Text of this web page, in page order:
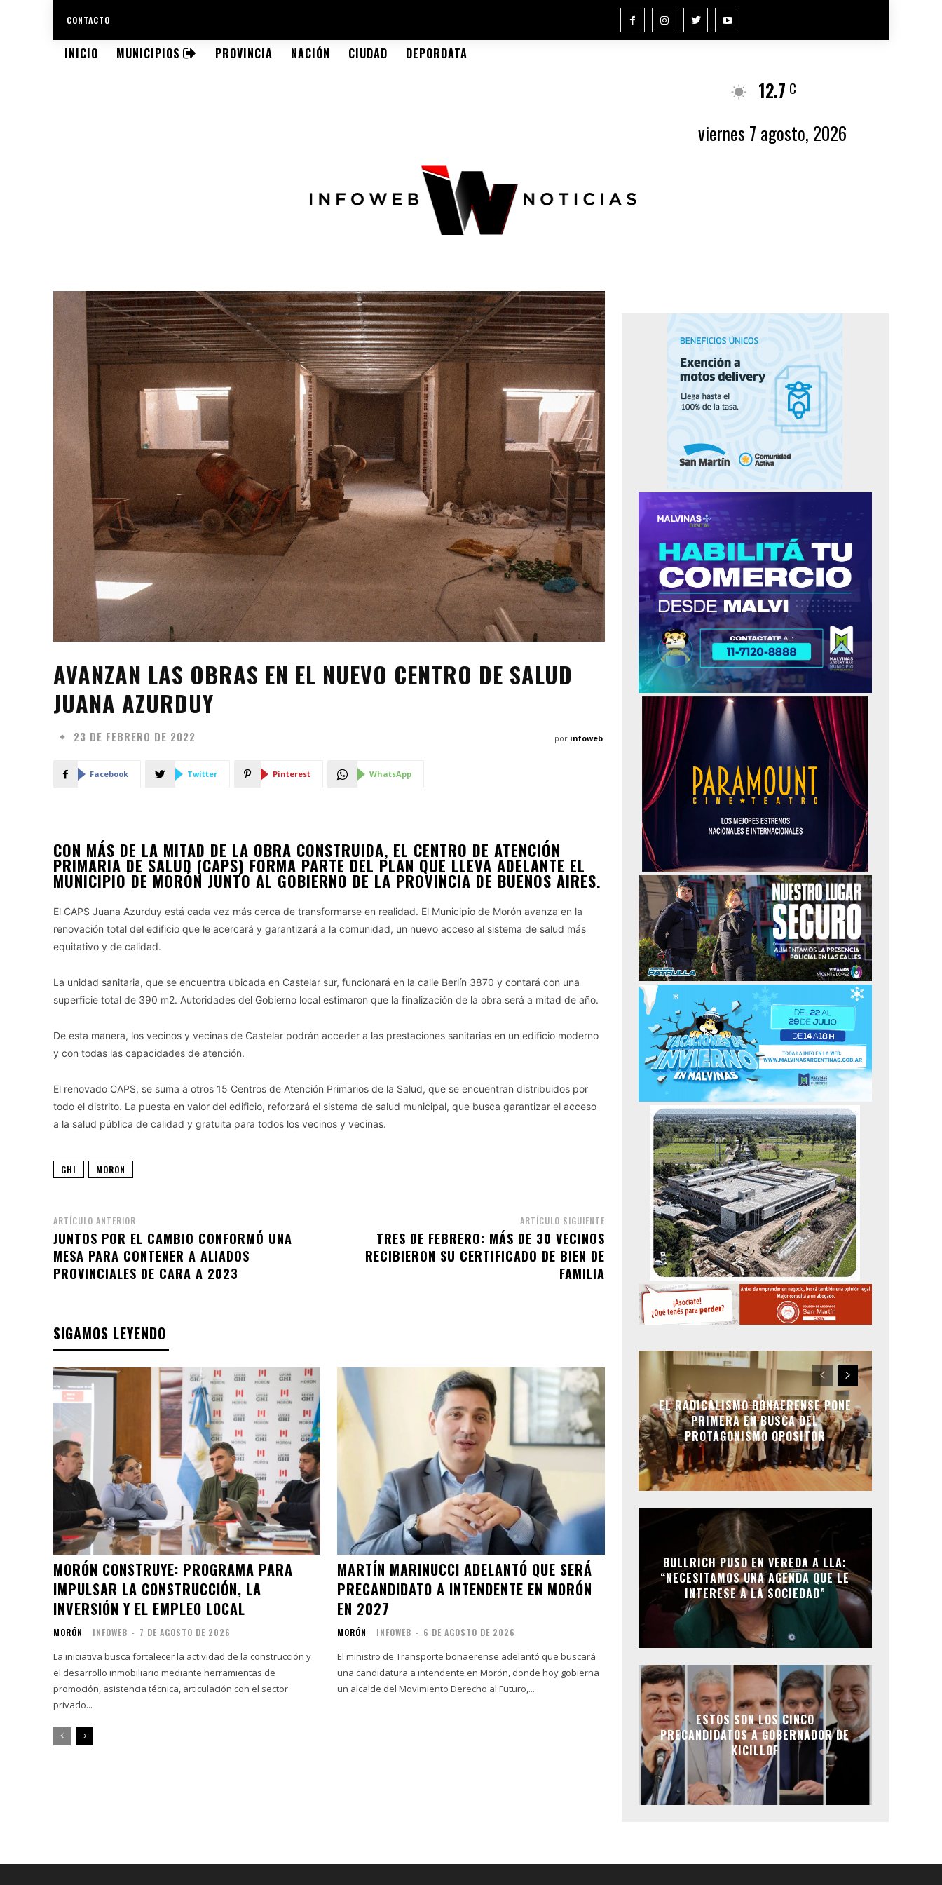
CONTACTO
INICIO MUNICIPIOS PROVINCIA NACIÓN CIUDAD DEPORDATA
12.7 C
viernes 7 agosto, 2026
AVANZAN LAS OBRAS EN EL NUEVO CENTRO DE SALUD
JUANA AZURDUY
23 DE FEBRERO DE 2022 por infoweb
Facebook Twitter Pinterest WhatsApp
CON MÁS DE LA MITAD DE LA OBRA CONSTRUIDA, EL CENTRO DE ATENCIÓN
PRIMARIA DE SALUD (CAPS) FORMA PARTE DEL PLAN QUE LLEVA ADELANTE EL
MUNICIPIO DE MORÓN JUNTO AL GOBIERNO DE LA PROVINCIA DE BUENOS AIRES.
El CAPS Juana Azurduy está cada vez más cerca de transformarse en realidad. El Municipio de Morón avanza en la
renovación total del edificio que le acercará y garantizará a la comunidad, un nuevo acceso al sistema de salud más
equitativo y de calidad.
La unidad sanitaria, que se encuentra ubicada en Castelar sur, funcionará en la calle Berlín 3870 y contará con una
superficie total de 390 m2. Autoridades del Gobierno local estimaron que la finalización de la obra será a mitad de año.
De esta manera, los vecinos y vecinas de Castelar podrán acceder a las prestaciones sanitarias en un edificio moderno
y con todas las capacidades de atención.
El renovado CAPS, se suma a otros 15 Centros de Atención Primarios de la Salud, que se encuentran distribuidos por
todo el distrito. La puesta en valor del edificio, reforzará el sistema de salud municipal, que busca garantizar el acceso
a la salud pública de calidad y gratuita para todos los vecinos y vecinas.
GHI MORON
ARTÍCULO ANTERIOR
JUNTOS POR EL CAMBIO CONFORMÓ UNA
MESA PARA CONTENER A ALIADOS
PROVINCIALES DE CARA A 2023
ARTÍCULO SIGUIENTE
TRES DE FEBRERO: MÁS DE 30 VECINOS
RECIBIERON SU CERTIFICADO DE BIEN DE
FAMILIA
SIGAMOS LEYENDO
MORÓN CONSTRUYE: PROGRAMA PARA
IMPULSAR LA CONSTRUCCIÓN, LA
INVERSIÓN Y EL EMPLEO LOCAL
MORÓN INFOWEB - 7 DE AGOSTO DE 2026
La iniciativa busca fortalecer la actividad de la construcción y
el desarrollo inmobiliario mediante herramientas de
promoción, asistencia técnica, articulación con el sector
privado...
MARTÍN MARINUCCI ADELANTÓ QUE SERÁ
PRECANDIDATO A INTENDENTE EN MORÓN
EN 2027
MORÓN INFOWEB - 6 DE AGOSTO DE 2026
El ministro de Transporte bonaerense adelantó que buscará
una candidatura a intendente en Morón, donde hoy gobierna
un alcalde del Movimiento Derecho al Futuro,...
EL RADICALISMO BONAERENSE PONE
PRIMERA EN BUSCA DEL
PROTAGONISMO OPOSITOR
BULLRICH PUSO EN VEREDA A LLA:
“NECESITAMOS UNA AGENDA QUE LE
INTERESE A LA SOCIEDAD”
ESTOS SON LOS CINCO
PRECANDIDATOS A GOBERNADOR DE
KICILLOF